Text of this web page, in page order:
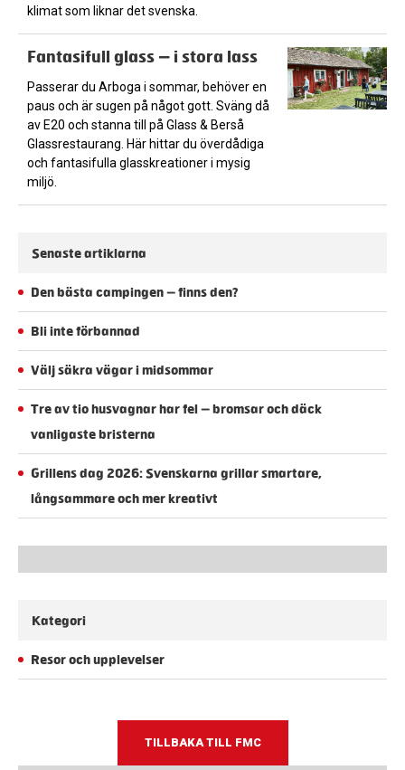
Senaste artiklarna
Den bästa campingen – finns den?
Bli inte förbannad
Välj säkra vägar i midsommar
Tre av tio husvagnar har fel – bromsar och däck
vanligaste bristerna
Grillens dag 2026: Svenskarna grillar smartare,
långsammare och mer kreativt
Kategori
Resor och upplevelser
TILLBAKA TILL FMC
klimat som liknar det svenska.
Fantasifull glass – i stora lass
Passerar du Arboga i sommar, behöver en
paus och är sugen på något gott. Sväng då
av E20 och stanna till på Glass & Berså
Glassrestaurang. Här hittar du överdådiga
och fantasifulla glasskreationer i mysig
miljö.